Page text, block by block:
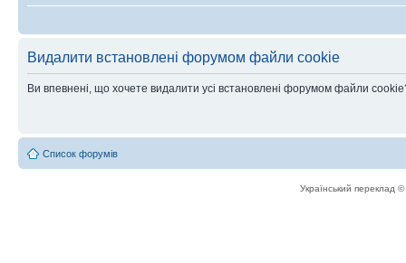
Видалити встановлені форумом файли cookie
Ви впевнені, що хочете видалити усі встановлені форумом файли
Список форумів
Український переклад